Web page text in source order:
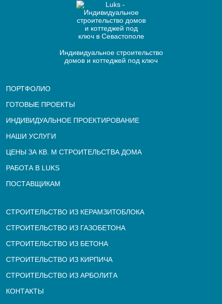
Индивидуальное строительство
домов и коттеджей под ключ
ПОРТФОЛИО
ГОТОВЫЕ ПРОЕКТЫ
ИНДИВИДУАЛЬНОЕ ПРОЕКТИРОВАНИЕ
НАШИ УСЛУГИ
ЦЕНЫ ЗА КВ. М СТРОИТЕЛЬСТВА ДОМА
РАБОТА В LUKS
ПОСТАВЩИКАМ
СТРОИТЕЛЬСТВО ИЗ КЕРАМЗИТОБЛОКА
СТРОИТЕЛЬСТВО ИЗ ГАЗОБЕТОНА
СТРОИТЕЛЬСТВО ИЗ БЕТОНА
СТРОИТЕЛЬСТВО ИЗ КИРПИЧА
СТРОИТЕЛЬСТВО ИЗ АРБОЛИТА
КОНТАКТЫ